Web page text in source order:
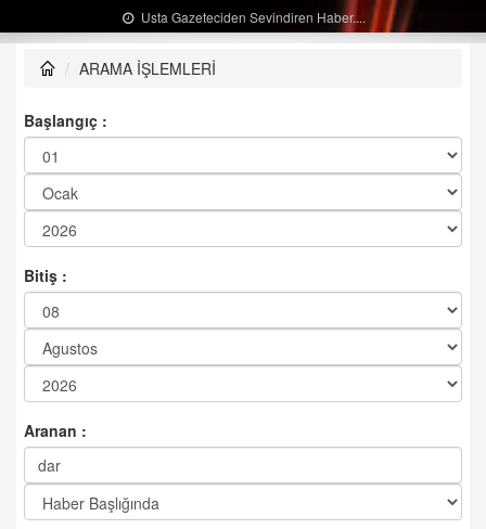
Usta Gazeteciden Sevindiren Haber....
ARAMA İŞLEMLERİ
Başlangıç :
Bitiş :
Aranan :